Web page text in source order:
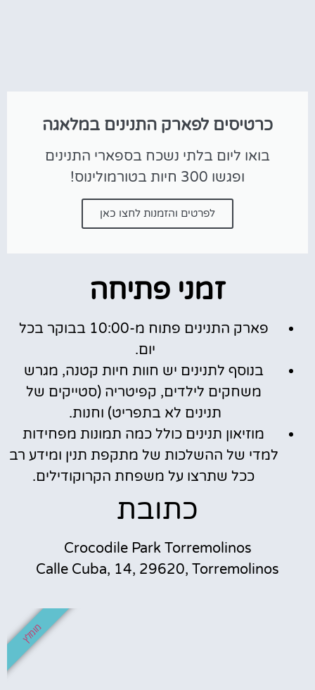
כרטיסים לפארק התנינים במלאגה
בואו ליום בלתי נשכח בספארי התנינים
ופגשו 300 חיות בטורמולינוס!
לפרטים והזמנות לחצו כאן
זמני פתיחה
פארק התנינים פתוח מ-10:00 בבוקר בכל
יום.
בנוסף לתנינים יש חוות חיות קטנה, מגרש
משחקים לילדים, קפיטריה (סטייקים של
תנינים לא בתפריט) וחנות.
מוזיאון תנינים כולל כמה תמונות מפחידות
למדי של ההשלכות של מתקפת תנין ומידע רב
ככל שתרצו על משפחת הקרוקודילים.
כתובת
Crocodile Park Torremolinos
Calle Cuba, 14, 29620, Torremolinos
מומלץ